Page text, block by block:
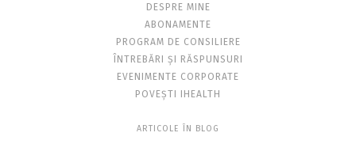
DESPRE MINE
ABONAMENTE
PROGRAM DE CONSILIERE
ÎNTREBĂRI ȘI RĂSPUNSURI
EVENIMENTE CORPORATE
POVEȘTI IHEALTH
ARTICOLE ÎN BLOG